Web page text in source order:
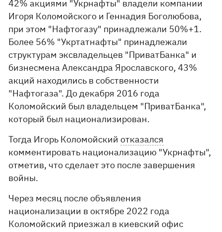
42% акциями "Укрнафты" владели компании
Игоря Коломойского и Геннадия Боголюбова,
при этом "Нафтогазу" принадлежали 50%+1.
Более 56% "Укртатнафты" принадлежали
структурам эксвладельцев "ПриватБанка" и
бизнесмена Александра Ярославского, 43%
акций находились в собственности
"Нафтогаза". До декабря 2016 года
Коломойский был владельцем "ПриватБанка",
который был национализирован.
Тогда Игорь Коломойскийотказался
комментировать национализацию "Укрнафты",
отметив, что сделает это после завершения
войны.
Через месяц после объявления
национализации в октябре 2022 года
Коломойский приезжал в киевский офис